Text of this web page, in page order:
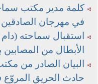
كلمة مدير مكتب
في مهرجان
استقبال سماحته
الأبطال من المصابين
البيان الصادر من
حادث الحريق المروّع